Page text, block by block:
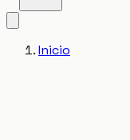
Inicio